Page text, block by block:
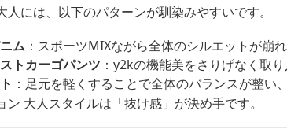
には、以下のパターンが馴染みやすいです。
ム ：スポーツMIXながら全体のシルエットが崩
トカーゴパンツ ：y2kの機能美をさりげなく取
：足元を軽くすることで全体のバランスが整い
大人スタイルは「抜け感」が決め手です。